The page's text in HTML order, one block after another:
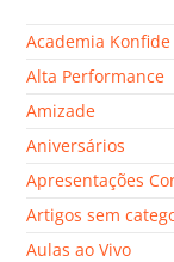
Academia Konfide
Alta Performance
Amizade
Aniversários
Apresentações
Artigos sem
Aulas ao Vivo